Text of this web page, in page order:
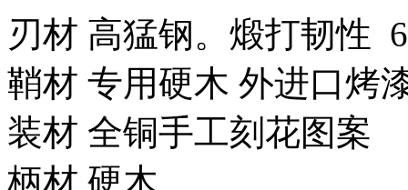
刃材 高猛钢。煅打韧性
鞘材 专用硬木 外进口烤
装材 全铜手工刻花图案
柄材 硬木